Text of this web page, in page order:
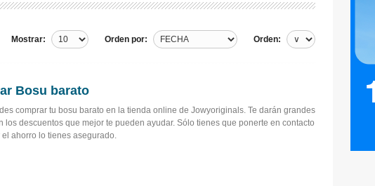
Mostrar: Orden por: Orden:
Bosu barato
comprar tu bosu barato en la tienda online de Jowyoriginals. Te darán grandes
los descuentos que mejor te pueden ayudar. Sólo tienes que ponerte en contacto
ahorro lo tienes asegurado.